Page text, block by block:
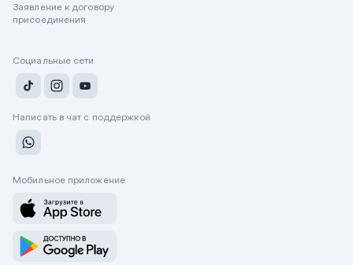
Заявление к договору
присоединения
Социальные сети
Написать в чат с поддержкой
Мобильное приложение